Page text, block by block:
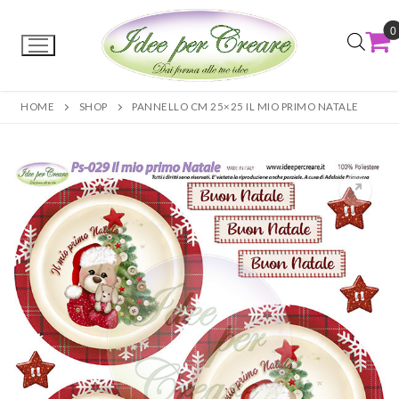
0
HOME SHOP PANNELLO CM 25×25 IL MIO PRIMO NATALE